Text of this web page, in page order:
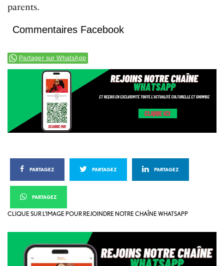
parents.
Commentaires Facebook
Partager sur WhatsApp
PARTAGEZ PARTAGEZ PARTAGEZ
PARTAGEZ
CLIQUE SUR L’IMAGE POUR REJOINDRE NOTRE CHAÎNE WHATSAPP